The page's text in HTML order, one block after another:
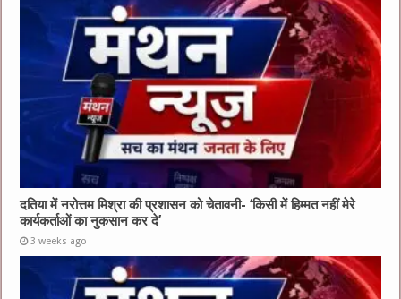
दतिया में नरोत्तम मिश्रा की प्रशासन को चेतावनी- ‘किसी में हिम्मत नहीं मेरे
कार्यकर्ताओं का नुकसान कर दे’
3 weeks ago